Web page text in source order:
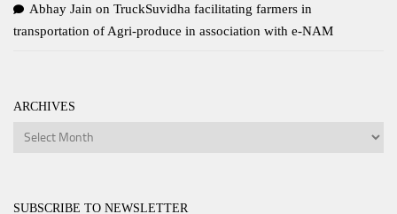
Abhay Jain on TruckSuvidha facilitating farmers in
transportation of Agri-produce in association with e-NAM
ARCHIVES
Archives
SUBSCRIBE TO NEWSLETTER